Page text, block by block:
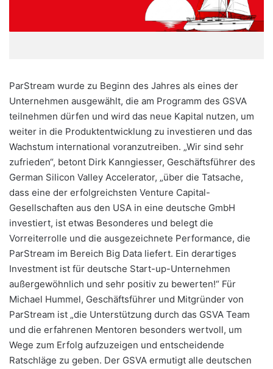
ParStream wurde zu Beginn des Jahres als eines der
Unternehmen ausgewählt, die am Programm des GSVA
teilnehmen dürfen und wird das neue Kapital nutzen, um
weiter in die Produktentwicklung zu investieren und das
Wachstum international voranzutreiben. „Wir sind sehr
zufrieden“, betont Dirk Kanngiesser, Geschäftsführer des
German Silicon Valley Accelerator, „über die Tatsache,
dass eine der erfolgreichsten Venture Capital-
Gesellschaften aus den USA in eine deutsche GmbH
investiert, ist etwas Besonderes und belegt die
Vorreiterrolle und die ausgezeichnete Performance, die
ParStream im Bereich Big Data liefert. Ein derartiges
Investment ist für deutsche Start-up-Unternehmen
außergewöhnlich und sehr positiv zu bewerten!“ Für
Michael Hummel, Geschäftsführer und Mitgründer von
ParStream ist „die Unterstützung durch das GSVA Team
und die erfahrenen Mentoren besonders wertvoll, um
Wege zum Erfolg aufzuzeigen und entscheidende
Ratschläge zu geben. Der GSVA ermutigt alle deutschen